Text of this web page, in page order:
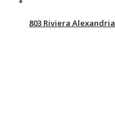
803 Riviera Alexandria